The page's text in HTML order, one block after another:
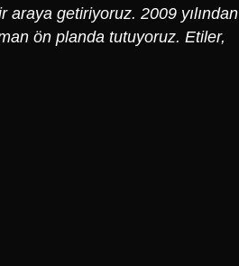
getiriyoruz. 2009 yılından
ön planda tutuyoruz. Etiler,